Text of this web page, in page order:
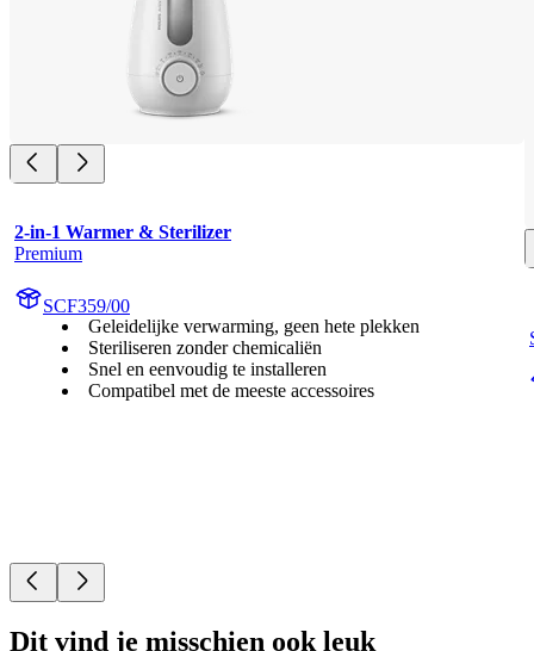
2-in-1 Warmer & Sterilizer
Premium
SCF359/00
Geleidelijke verwarming, geen hete plekken
Steriliseren zonder chemicaliën
Snel en eenvoudig te installeren
Compatibel met de meeste accessoires
Dit vind je misschien ook leuk